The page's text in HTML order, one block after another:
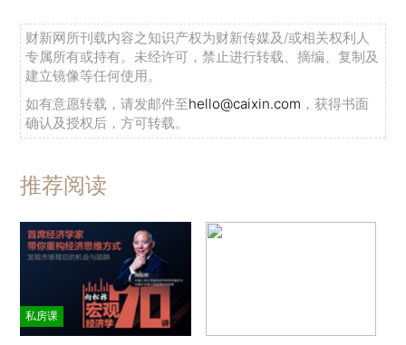
财新网所刊载内容之知识产权为财新传媒及/或相关权利人
专属所有或持有。未经许可，禁止进行转载、摘编、复制及
建立镜像等任何使用。
如有意愿转载，请发邮件至hello@caixin.com ，获得书面
确认及授权后，方可转载。
推荐阅读
私房课